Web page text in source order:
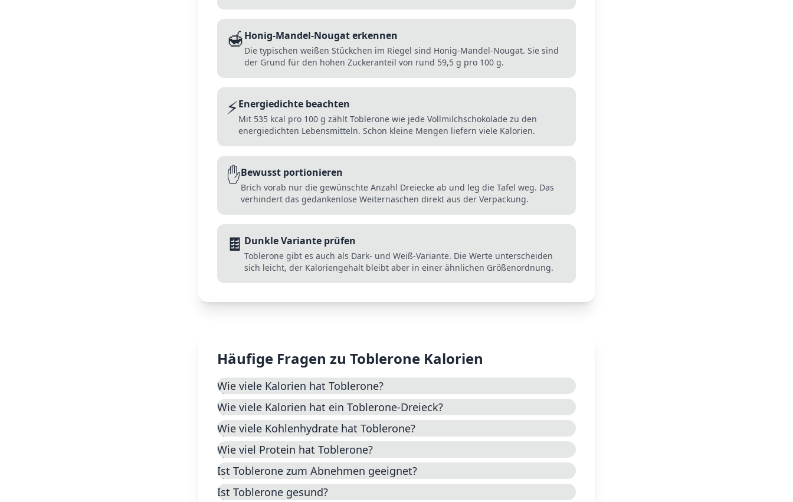
🍯Honig-Mandel-Nougat erkennen
Die typischen weißen Stückchen im Riegel sind Honig-Mandel-Nougat. Sie sind
der Grund für den hohen Zuckeranteil von rund 59,5 g pro 100 g.
⚡Energiedichte beachten
Mit 535 kcal pro 100 g zählt Toblerone wie jede Vollmilchschokolade zu den
energiedichten Lebensmitteln. Schon kleine Mengen liefern viele Kalorien.
✋Bewusst portionieren
Brich vorab nur die gewünschte Anzahl Dreiecke ab und leg die Tafel weg. Das
verhindert das gedankenlose Weiternaschen direkt aus der Verpackung.
🍫 Dunkle Variante prüfen
Toblerone gibt es auch als Dark- und Weiß-Variante. Die Werte unterscheiden
sich leicht, der Kaloriengehalt bleibt aber in einer ähnlichen Größenordnung.
Häufige Fragen zu Toblerone Kalorien
Wie viele Kalorien hat Toblerone?
Wie viele Kalorien hat ein Toblerone-Dreieck?
Wie viele Kohlenhydrate hat Toblerone?
Wie viel Protein hat Toblerone?
Ist Toblerone zum Abnehmen geeignet?
Ist Toblerone gesund?